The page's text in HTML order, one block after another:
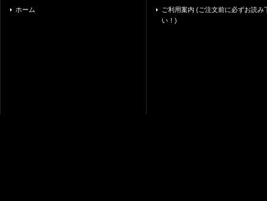
ホーム
ご利用案内 (ご注文前に必ずお読み
い！)